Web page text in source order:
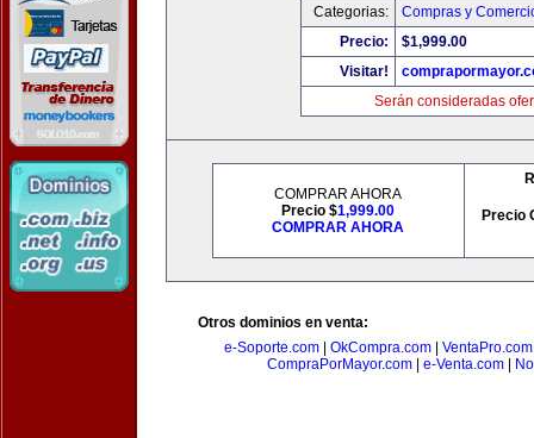
Categorias:
Compras y
Precio:
$1,999.00
Visitar!
Serán consideradas
COMPRAR AHORA
Precio $1,999.00
COMPRAR AHORA
Precio
Otros dominios en venta:
e-Soporte.com
OkCompra.com VentaPro.com
CompraPorMayor.com| e-Venta.com|